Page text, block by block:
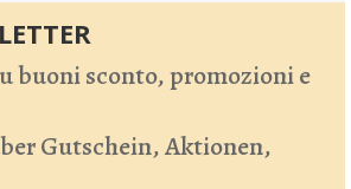
buoni sconto, promozioni e
Gutschein, Aktionen,